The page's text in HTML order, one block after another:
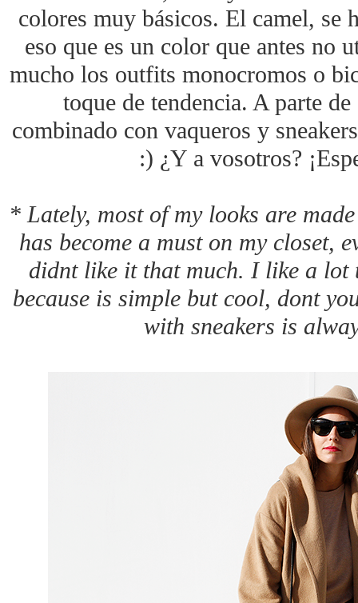
colores muy básicos. El camel, se
eso que es un color que antes no
mucho los outfits monocromos o
toque de tendencia. A parte
combinado con vaqueros y
:) ¿Y a vosotros?
* Lately, most of my looks are
has become a must on my closet,
didnt like it that much. I like a lot
because is simple but cool, dont
with sneakers is